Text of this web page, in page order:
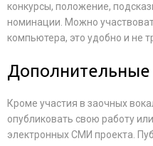
конкурсы, положение,
номинации. Можно
компьютера, это удобно и не
Кроме участия в заочных
опубликовать свою работу
электронных СМИ проекта.